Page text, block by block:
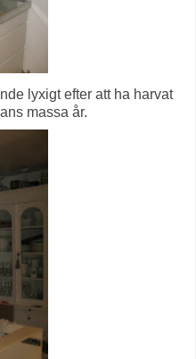
lyxigt efter att ha harvat
massa år.